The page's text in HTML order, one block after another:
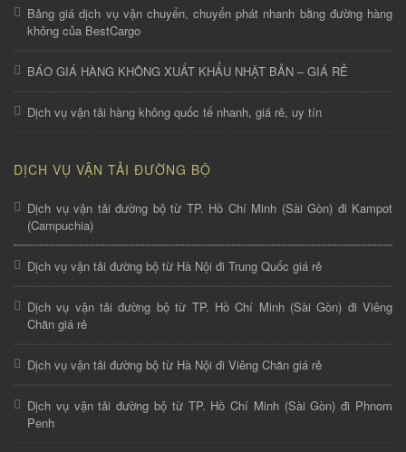
Bảng giá dịch vụ vận chuyển, chuyển phát nhanh bằng đường hàng
không của BestCargo
BÁO GIÁ HÀNG KHÔNG XUẤT KHẨU NHẬT BẢN – GIÁ RẺ
Dịch vụ vận tải hàng không quốc tế nhanh, giá rẻ, uy tín
DỊCH VỤ VẬN TẢI ĐƯỜNG BỘ
Dịch vụ vận tải đường bộ từ TP. Hồ Chí Minh (Sài Gòn) đi Kampot
(Campuchia)
Dịch vụ vận tải đường bộ từ Hà Nội đi Trung Quốc giá rẻ
Dịch vụ vận tải đường bộ từ TP. Hồ Chí Minh (Sài Gòn) đi Viêng
Chăn giá rẻ
Dịch vụ vận tải đường bộ từ Hà Nội đi Viêng Chăn giá rẻ
Dịch vụ vận tải đường bộ từ TP. Hồ Chí Minh (Sài Gòn) đi Phnom
Penh